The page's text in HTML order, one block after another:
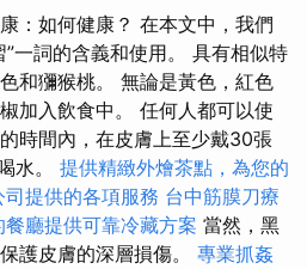
：如何健康？ 在本文中，我們
一詞的含義和使用。 具有相似特
和獼猴桃。 無論是黃色，紅色
加入飲食中。 任何人都可以使
時間內，在皮膚上至少戴30張
水。 提供精緻外燴茶點，為您的
司提供的各項服務 台中筋膜刀療
廳提供可靠冷藏方案 當然，黑
護皮膚的深層損傷。 專業抓姦